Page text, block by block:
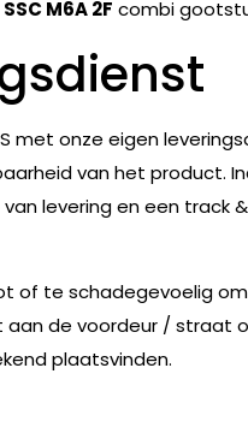
SSC M6A 2F combi
met onze eigen
van het product.
levering en een track
of te schadegevoelig
de voordeur / straat
plaatsvinden.